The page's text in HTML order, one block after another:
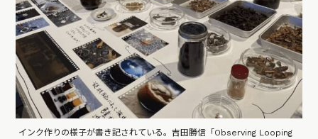
インク作りの様子が書き記されている。吉田勝信「Observing Looping